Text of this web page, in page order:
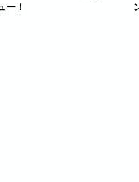
ー！